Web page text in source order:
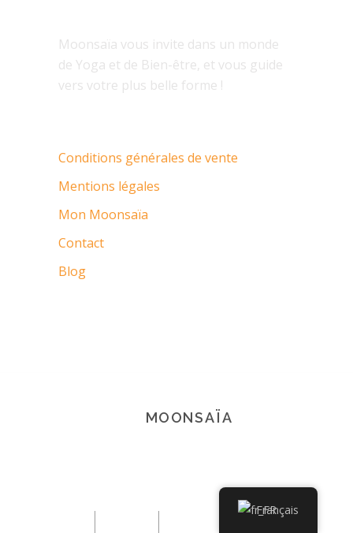
Moonsaïa vous invite dans un monde
de Yoga et de Bien-être, et vous guide
vers votre plus belle forme !
Conditions générales de vente
Mentions légales
Mon Moonsaïa
Contact
Blog
MOONSAÏA
Français